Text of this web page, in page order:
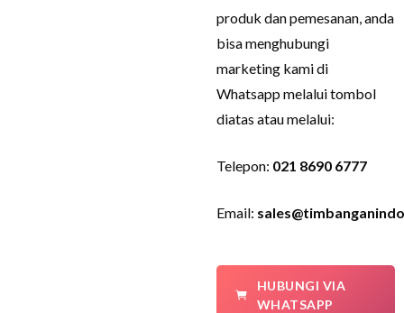
produk dan pemesanan, anda
bisa menghubungi
marketing kami di
Whatsapp melalui tombol
diatas atau melalui:
Telepon: 021 8690 6777
Email:
HUBUNGI VIA
WHATSAPP